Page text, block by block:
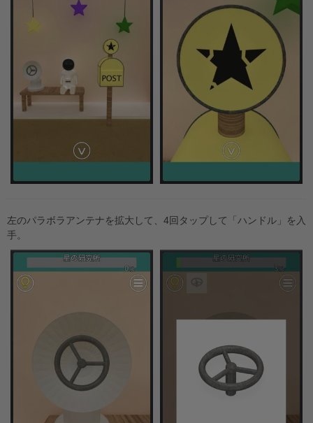
左のパラボラアンテナを拡大して、4回タップして「ハンドル」を入
手。